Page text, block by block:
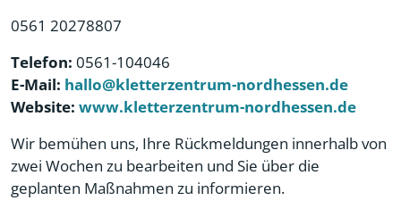
0561 20278807
Telefon: 0561-104046
E-Mail: hallo@kletterzentrum-nordhessen.de
Website: www.kletterzentrum-nordhessen.de
Wir bemühen uns, Ihre Rückmeldungen innerhalb von
zwei Wochen zu bearbeiten und Sie über die
geplanten Maßnahmen zu informieren.